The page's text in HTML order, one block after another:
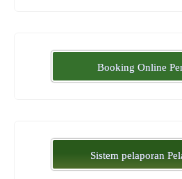
Booking Online
Sistem pelaporan